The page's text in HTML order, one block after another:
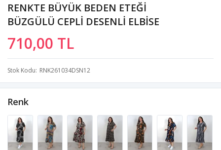
RENKTE BÜYÜK BEDEN ETEĞİ
BÜZGÜLÜ CEPLİ DESENLİ ELBİSE
710,00 TL
Stok Kodu RNK261034DSN12
Renk